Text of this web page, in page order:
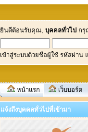
ยินดีต้อนรับคุณ, บุคคลทั่วไป กรุ
เข้าสู่ระบบด้วยชื่อผู้ใช้ รหัสผ่าน
หน้าแรก เว็บบอร์ด
แจ้งถึงบุคคลทั่วไปที่เข้ามา